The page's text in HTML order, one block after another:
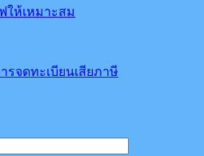
ให้เหมาะสม
รจดทะเบียนเสียภาษี